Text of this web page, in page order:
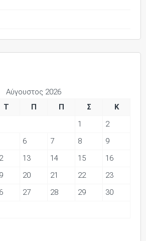
Αύγουστος 2026
Τ Π Π Σ
Κ
1
2
6 7 8
9
13 14 15
16
20 21 22
23
27 28 29
30